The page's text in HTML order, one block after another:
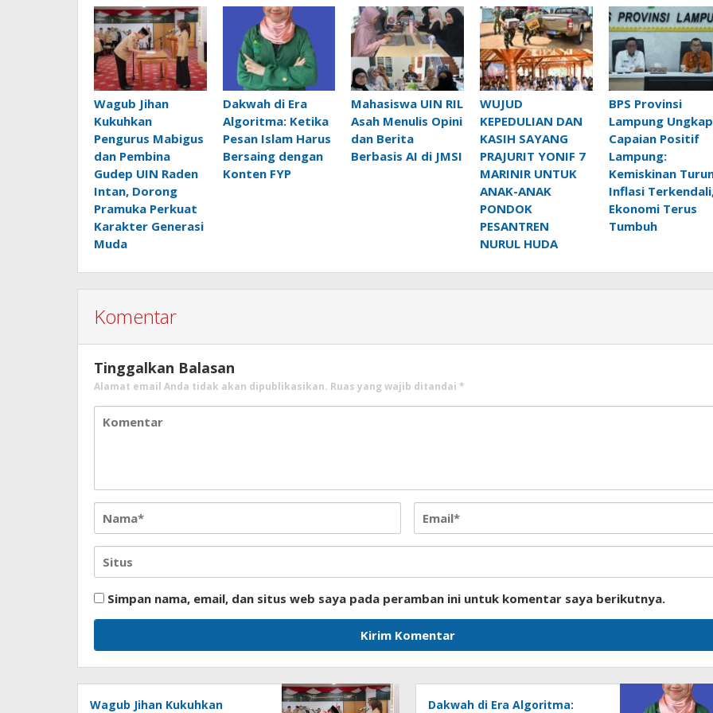
Wagub Jihan
Kukuhkan
Pengurus Mabigus
dan Pembina
Gudep UIN Raden
Intan, Dorong
Pramuka Perkuat
Karakter Generasi
Muda
Dakwah di Era
Algoritma: Ketika
Pesan Islam Harus
Bersaing dengan
Konten FYP
Mahasiswa UIN RIL
Asah Menulis Opini
dan Berita
Berbasis AI di JMSI
WUJUD
KEPEDULIAN DAN
KASIH SAYANG
PRAJURIT YONIF 7
MARINIR UNTUK
ANAK-ANAK
PONDOK
PESANTREN
NURUL HUDA
BPS Provinsi
Lampung Ungkap
Capaian Positif
Lampung:
Kemiskinan
Inflasi
Ekonomi Terus
Tumbuh
Komentar
Tinggalkan Balasan
Alamat email Anda tidak akan dipublikasikan. Ruas yang wajib ditandai *
Simpan nama, email, dan situs web saya pada peramban ini untuk komentar saya berikutnya.
Wagub Jihan Kukuhkan Dakwah di Era Algoritma: